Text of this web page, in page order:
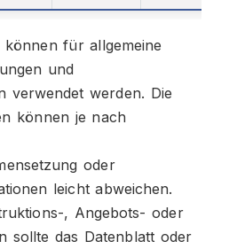
können für allgemeine
und
verwendet werden. Die
können je nach
oder
leicht abweichen.
, Angebots- oder
sollte das Datenblatt oder